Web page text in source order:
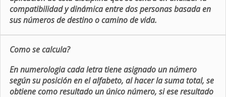
compatibilidad y dinámica entre dos personas basada en
sus números de destino o camino de vida.
Como se calcula?
En numerologia cada letra tiene asignado un número
según su posición en el alfabeto, al hacer la suma total, se
obtiene como resultado un único número, si ese resultado